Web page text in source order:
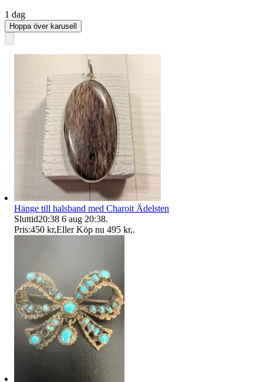
1 dag
Hoppa över karusell
Hänge till halsband med Charoit Ädelsten
Sluttid20:38 6 aug 20:38.
Pris:450 kr,Eller Köp nu 495 kr,.